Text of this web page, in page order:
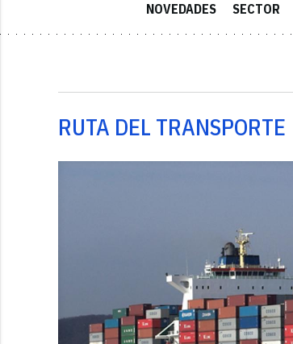
NOVEDADES SECTOR
RUTA DEL TRANSPORTE